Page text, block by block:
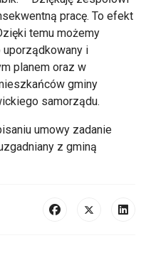
pracę. To efekt
temu możemy
i
planem oraz w
gminy
samorządu.
umowy zadanie
z gminą